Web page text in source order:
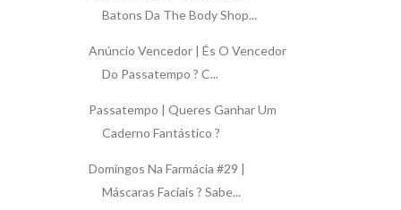
Batons Da The Body Shop...
Anúncio Vencedor | És O Vencedor
Do Passatempo ? C...
Passatempo | Queres Ganhar Um
Caderno Fantástico ?
Domingos Na Farmácia #29 |
Máscaras Faciais ? Sabe...